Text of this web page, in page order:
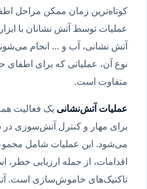
کوتاه‌ترین زمان ممکن مراحل
عملیات توسط آتش نشانان با
آتش نشانی، آب و … انجام
نوع آن، عملیاتی که برای اطفای
متفاوت است.
عملیات آتش‌نشانییک فعالیت
برای مهار و کنترل آتش‌سوزی در
می‌شود. این عملیات شامل
اقدامات، از جمله ارزیابی خطر،
تاکتیک‌های خاموش‌سازی است.